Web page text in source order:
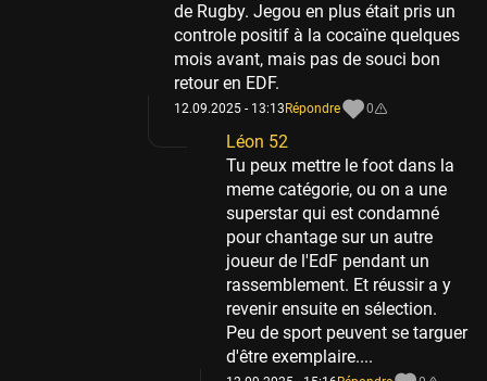
de Rugby. Jegou en plus était pris un
controle positif à la cocaïne quelques
mois avant, mais pas de souci bon
retour en EDF.
12.09.2025 - 13:13 Répondre 0
Léon 52
Tu peux mettre le foot dans la
meme catégorie, ou on a une
superstar qui est condamné
pour chantage sur un autre
joueur de l'EdF pendant un
rassemblement. Et réussir a y
revenir ensuite en sélection.
Peu de sport peuvent se targuer
d'être exemplaire....